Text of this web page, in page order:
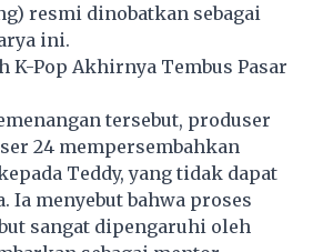
resmi dinobatkan sebagai
ini.
K-Pop Akhirnya Tembus Pasar
tersebut, produser
24 mempersembahkan
Teddy, yang tidak dapat
Ia menyebut bahwa proses
sangat dipengaruhi oleh